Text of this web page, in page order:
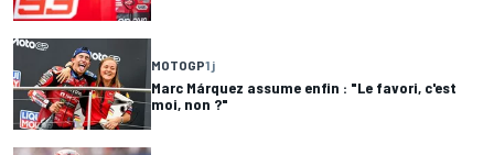
MOTOGP1 j
Marc Márquez assume enfin : "Le favori, c'est
moi, non ?"